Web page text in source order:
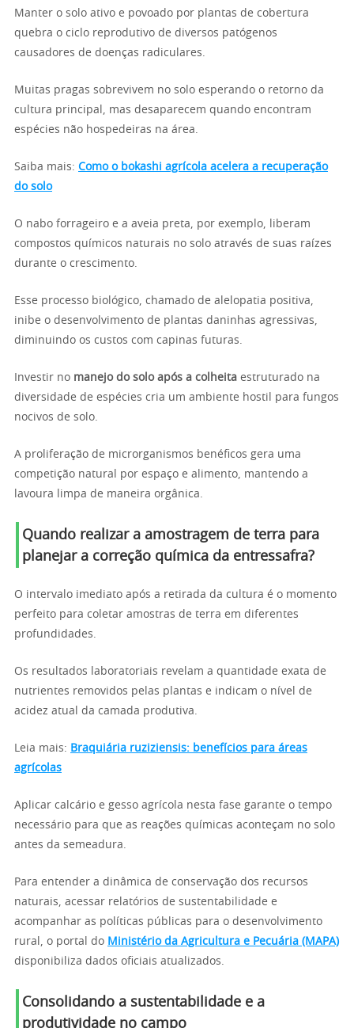
Manter o solo ativo e povoado por plantas de cobertura
quebra o ciclo reprodutivo de diversos patógenos
causadores de doenças radiculares.
Muitas pragas sobrevivem no solo esperando o retorno da
cultura principal, mas desaparecem quando encontram
espécies não hospedeiras na área.
Saiba mais: Como o bokashi agrícola acelera a recuperação
do solo
O nabo forrageiro e a aveia preta, por exemplo, liberam
compostos químicos naturais no solo através de suas raízes
durante o crescimento.
Esse processo biológico, chamado de alelopatia positiva,
inibe o desenvolvimento de plantas daninhas agressivas,
diminuindo os custos com capinas futuras.
Investir no manejo do solo após a colheita estruturado na
diversidade de espécies cria um ambiente hostil para fungos
nocivos de solo.
A proliferação de microrganismos benéficos gera uma
competição natural por espaço e alimento, mantendo a
lavoura limpa de maneira orgânica.
Quando realizar a amostragem de terra para
planejar a correção química da entressafra?
O intervalo imediato após a retirada da cultura é o momento
perfeito para coletar amostras de terra em diferentes
profundidades.
Os resultados laboratoriais revelam a quantidade exata de
nutrientes removidos pelas plantas e indicam o nível de
acidez atual da camada produtiva.
Leia mais: Braquiária ruziziensis: benefícios para áreas
agrícolas
Aplicar calcário e gesso agrícola nesta fase garante o tempo
necessário para que as reações químicas aconteçam no solo
antes da semeadura.
Para entender a dinâmica de conservação dos recursos
naturais, acessar relatórios de sustentabilidade e
acompanhar as políticas públicas para o desenvolvimento
rural, o portal do Ministério da Agricultura e Pecuária (MAPA)
disponibiliza dados oficiais atualizados.
Consolidando a sustentabilidade e a
produtividade no campo